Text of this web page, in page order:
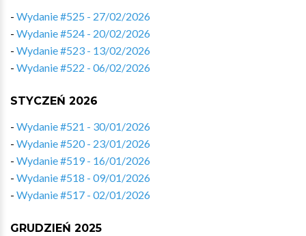
- Wydanie #525 - 27/02/2026
- Wydanie #524 - 20/02/2026
- Wydanie #523 - 13/02/2026
- Wydanie #522 - 06/02/2026
STYCZEŃ 2026
- Wydanie #521 - 30/01/2026
- Wydanie #520 - 23/01/2026
- Wydanie #519 - 16/01/2026
- Wydanie #518 - 09/01/2026
- Wydanie #517 - 02/01/2026
GRUDZIEŃ 2025